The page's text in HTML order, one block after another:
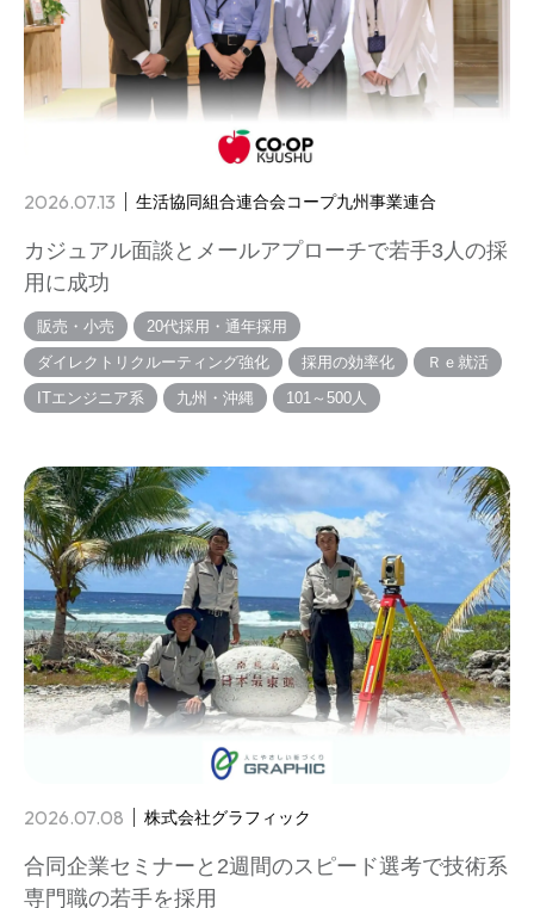
2026.07.13 生活協同組合連合会コープ九州事業連合
カジュアル面談とメールアプローチで若手3人の採
用に成功
販売・小売
20代採用・通年採用
ダイレクトリクルーティング強化
採用の効率化
Ｒｅ就活
ITエンジニア系
九州・沖縄 101～500人
2026.07.08 株式会社グラフィック
合同企業セミナーと2週間のスピード選考で技術系
専門職の若手を採用